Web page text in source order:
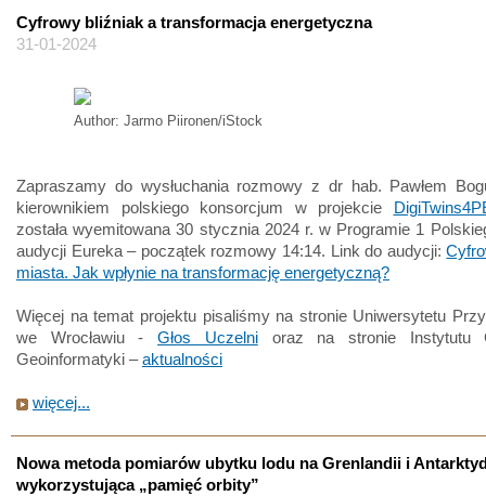
Cyfrowy bliźniak a transformacja energetyczna
31-01-2024
Author: Jarmo Piironen/iStock
Zapraszamy do wysłuchania rozmowy z dr hab. Pawłem
kierownikiem polskiego konsorcjum w projekcie
została wyemitowana 30 stycznia 2024 r. w Programie 1
audycji Eureka – początek rozmowy 14:14. Link do audycji:
miasta. Jak wpłynie na transformację energetyczną?
Więcej na temat projektu pisaliśmy na stronie Uniwersytetu
we Wrocławiu -Głos Uczelnioraz na stronie Instytutu
Geoinformatyki –aktualności
więcej...
Nowa metoda pomiarów ubytku lodu na Grenlandii i
wykorzystująca „pamięć orbity”